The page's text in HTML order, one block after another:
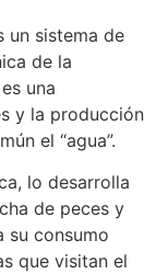
un sistema de
de la
una
y la producción
el “agua”.
lo desarrolla
de peces y
su consumo
que visitan el